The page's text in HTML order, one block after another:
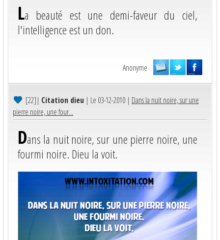
La beauté est une demi-faveur du ciel,
l'intelligence est un don.
Anonyme
[22]| Citation dieu | Le 03-12-2010 | Dans la nuit noire, sur une
pierre noire, une four...
Dans la nuit noire, sur une pierre noire, une
fourmi noire. Dieu la voit.